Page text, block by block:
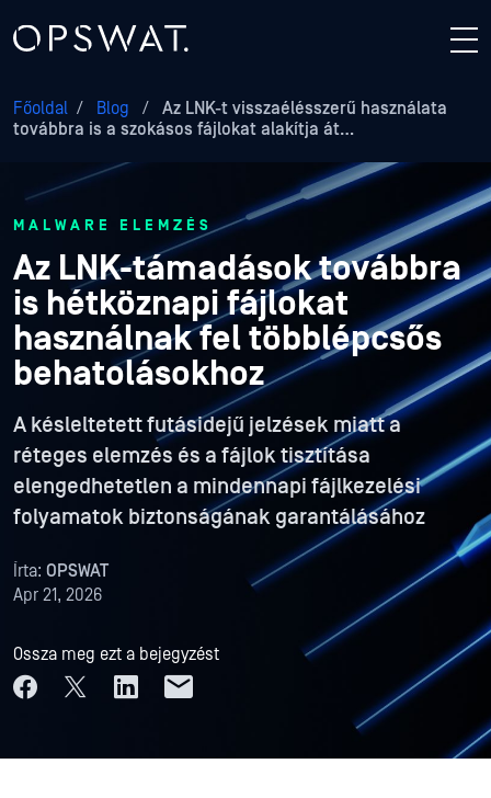
Főoldal / Blog /
Az LNK-t visszaélésszerű használata
továbbra is a szokásos fájlokat alakítja át…
MALWARE ELEMZÉS
Az LNK-támadások továbbra
is hétköznapi fájlokat
használnak fel többlépcsős
behatolásokhoz
A késleltetett futásidejű jelzések miatt a
réteges elemzés és a fájlok tisztítása
elengedhetetlen a mindennapi fájlkezelési
folyamatok biztonságának garantálásához
Írta: OPSWAT
Apr 21, 2026
Ossza meg ezt a bejegyzést